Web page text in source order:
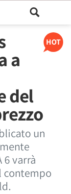
HOT
a
del
un
6 varrà
contempo